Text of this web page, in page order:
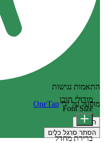
התאמות נגישות
מופעל על ידיOneTap
הצהרה
הסתר סרגל כלים
מודולי תוכן
Font Size
ברירת מחדל